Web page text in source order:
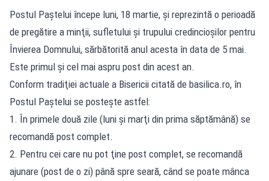
Postul Paştelui începe luni, 18 martie, şi reprezintă o perioadă
de pregătire a minţii, sufletului şi trupului credincioşilor pentru
Învierea Domnului, sărbătorită anul acesta în data de 5 mai.
Este primul și cel mai aspru post din acest an.
Conform tradiţiei actuale a Bisericii citată de basilica.ro, în
Postul Paştelui se posteşte astfel:
1. În primele două zile (luni şi marţi din prima săptămână) se
recomandă post complet.
2. Pentru cei care nu pot ţine post complet, se recomandă
ajunare (post de o zi) până spre seară, când se poate mânca